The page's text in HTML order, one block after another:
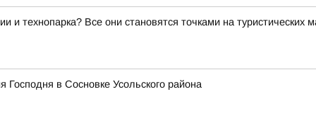
и технопарка? Все они становятся точками на туристических
в Сосновке Усольского района